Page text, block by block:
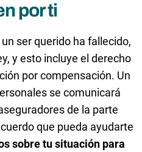
por ti
ser querido ha fallecido,
y esto incluye el derecho
por compensación. Un
se comunicará
de la parte
que pueda ayudarte
sobre tu situación para